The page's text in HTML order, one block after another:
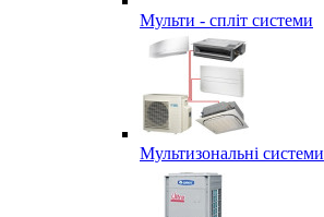
Мульти - спліт системи
Мультизональні системи